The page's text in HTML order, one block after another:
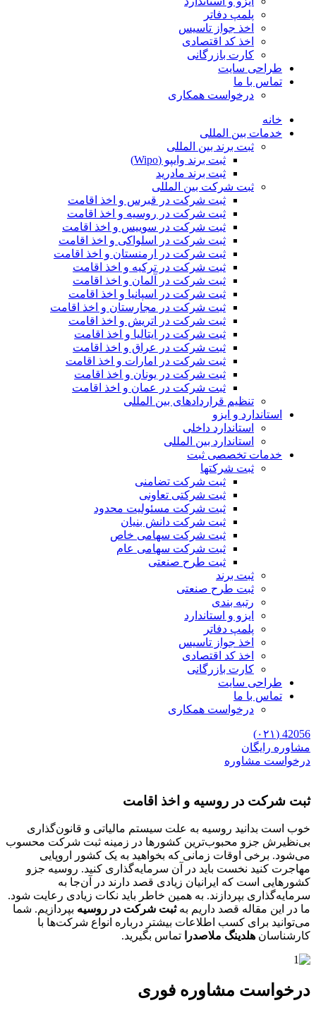
پلمپ دفاتر
اخذ جواز تاسیس
اخذ کد اقتصادی
کارت بازرگانی
طراحی سایت
تماس با ما
درخواست همکاری
خانه
خدمات بین المللی
ثبت برند بین المللی
ثبت برند وایپو (Wipo)
ثبت برند مادرید
ثبت شرکت بین المللی
ثبت شرکت در قبرس و اخذ اقامت
ثبت شرکت در روسیه و اخذ اقامت
ثبت شرکت در سوییس و اخذ اقامت
ثبت شرکت در اسلواکی و اخذ اقامت
ثبت شرکت در ارمنستان و اخذ اقامت
ثبت شرکت در ترکیه و اخذ اقامت
ثبت شرکت در آلمان و اخذ اقامت
ثبت شرکت در اسپانیا و اخذ اقامت
ثبت شرکت در مجارستان و اخذ اقامت
ثبت شرکت در اتریش و اخذ اقامت
ثبت شرکت در ایتالیا و اخذ اقامت
ثبت شرکت در عراق و اخذ اقامت
ثبت شرکت در امارات و اخذ اقامت
ثبت شرکت در یونان و اخذ اقامت
ثبت شرکت در عمان و اخذ اقامت
تنظیم قراردادهای بین المللی
استاندارد و ایزو
استاندارد داخلی
استاندارد بین المللی
خدمات تخصصی ثبت
ثبت شرکتها
ثبت شرکت تضامنی
ثبت شرکتی تعاونی
ثبت شرکت مسئولیت محدود
ثبت شرکت دانش بنیان
ثبت شرکت سهامی خاص
ثبت شرکت سهامی عام
ثبت طرح صنعتی
ثبت برند
ثبت طرح صنعتی
رتبه بندی
ایزو و استاندارد
پلمپ دفاتر
اخذ جواز تاسیس
اخذ کد اقتصادی
کارت بازرگانی
طراحی سایت
تماس با ما
درخواست همکاری
42056 (۰۲۱)
مشاوره رایگان
درخواست مشاوره
ثبت شرکت در روسیه و اخذ اقامت
خوب است بدانید روسیه به علت سیستم مالیاتی و قانون‌گذاری
بی‌نظیرش جزو محبوب‌ترین کشور‌ها در زمینه ثبت شرکت محسوب
می‌شود. برخی اوقات زمانی که بخواهید به یک کشور اروپایی
مهاجرت کنید نخست باید در آن سرمایه‌گذاری کنید. روسیه جزو
کشور‌هایی است که ایرانیان زیادی قصد دارند در آن‌جا به
سرمایه‌گذاری بپردازند. به همین خاطر باید نکات زیادی رعایت شود.
ما در این مقاله قصد داریم بهثبت شرکت در روسیه بپردازیم. شما
می‌توانید برای کسب اطلاعات بیشتر درباره انواع شرکت‌ها با
کارشناسان هلدینگ ملاصدرا تماس بگیرید.
درخواست مشاوره فوری